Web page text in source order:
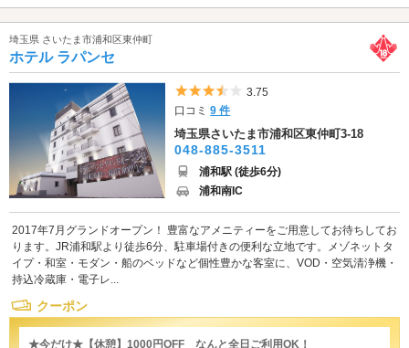
埼玉県 さいたま市浦和区東仲町
ホテル ラパンセ
5つ星のうち3.5
3.75
口コミ9 件
埼玉県さいたま市浦和区東仲町3-18
048-885-3511
浦和駅 (徒歩6分)
浦和南IC
2017年7月グランドオープン！ 豊富なアメニティーをご用意してお待ちしてお
ります。JR浦和駅より徒歩6分、駐車場付きの便利な立地です。メゾネットタ
イプ・和室・モダン・船のベッドなど個性豊かな客室に、VOD・空気清浄機・
持込冷蔵庫・電子レ...
クーポン
★今だけ★【休憩】1000円OFF なんと全日ご利用OK！